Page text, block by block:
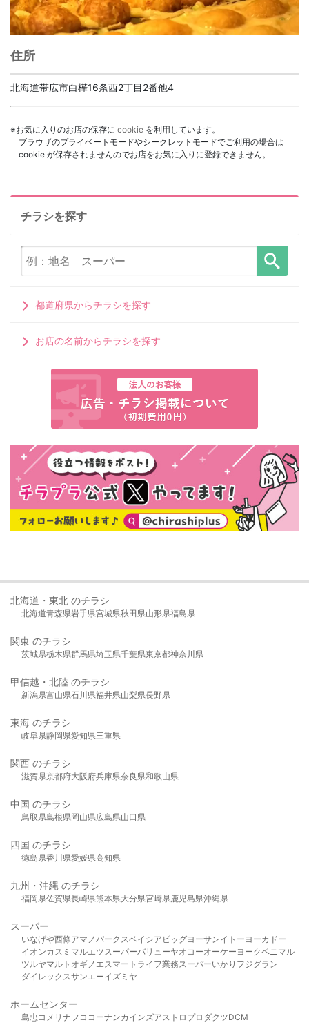
住所
北海道帯広市白樺16条西2丁目2番他4
※お気に入りのお店の保存に cookie を利用しています。
ブラウザのプライベートモードやシークレットモードでご利用の場合は
cookie が保存されませんのでお店をお気に入りに登録できません。
チラシを探す
都道府県からチラシを探す
お店の名前からチラシを探す
北海道・東北 のチラシ
北海道青森県岩手県宮城県秋田県山形県福島県
関東 のチラシ
茨城県栃木県群馬県埼玉県千葉県東京都神奈川県
甲信越・北陸 のチラシ
新潟県富山県石川県福井県山梨県長野県
東海 のチラシ
岐阜県静岡県愛知県三重県
関西 のチラシ
滋賀県京都府大阪府兵庫県奈良県和歌山県
中国 のチラシ
鳥取県島根県岡山県広島県山口県
四国 のチラシ
徳島県香川県愛媛県高知県
九州・沖縄 のチラシ
福岡県佐賀県長崎県熊本県大分県宮崎県鹿児島県沖縄県
スーパー
いなげや西條アマノパークスベイシア ビッグヨーサンイトーヨーカドー
イオンカスミ マルエツスーパーバリューヤオコーオーケー ヨークベニマル
ツルヤマルト オギノ エスマート ライフ業務スーパーいかり フジグラン
ダイレックスサンエーイズミヤ
ホームセンター
島忠 コメリ ナフコ コーナンカインズアストロプロダクツDCM